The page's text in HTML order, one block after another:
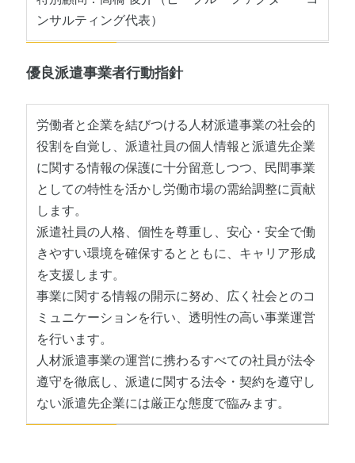
ンサルティング代表）
優良派遣事業者行動指針
労働者と企業を結びつける人材派遣事業の社会的
役割を自覚し、派遣社員の個人情報と派遣先企業
に関する情報の保護に十分留意しつつ、民間事業
としての特性を活かし労働市場の需給調整に貢献
します。
派遣社員の人格、個性を尊重し、安心・安全で働
きやすい環境を確保するとともに、キャリア形成
を支援します。
事業に関する情報の開示に努め、広く社会とのコ
ミュニケーションを行い、透明性の高い事業運営
を行います。
人材派遣事業の運営に携わるすべての社員が法令
遵守を徹底し、派遣に関する法令・契約を遵守し
ない派遣先企業には厳正な態度で臨みます。